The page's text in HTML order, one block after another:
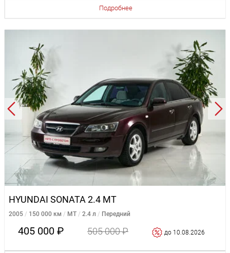
Подробнее
HYUNDAI SONATA 2.4 MT
2005 150 000 км MT 2.4 л Передний
405 000 ₽ 505 000 ₽ до 10.08.2026